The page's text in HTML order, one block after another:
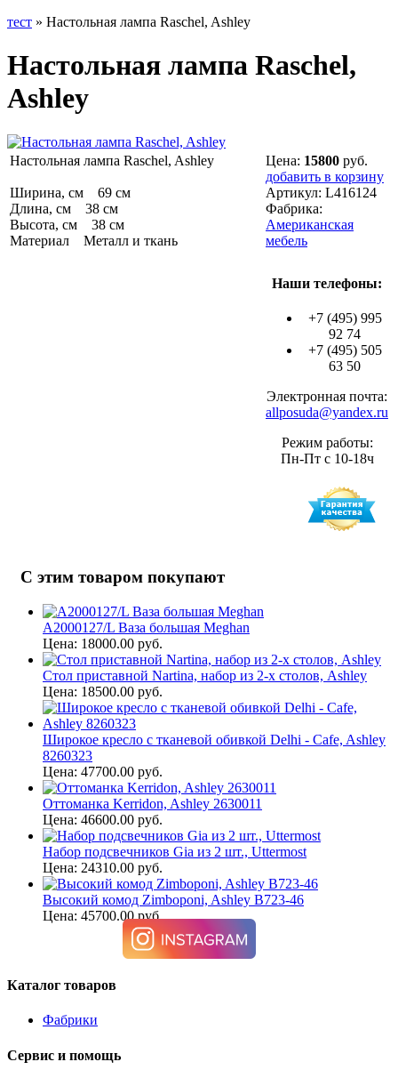
тест » Настольная лампа Raschel, Ashley
Настольная лампа Raschel,
Ashley
Настольная лампа Raschel, Ashley
Ширина, см 69 см
Длина, см 38 см
Высота, см 38 см
Материал Металл и ткань
Цена: 15800 руб.
добавить в корзину
Артикул: L416124
Фабрика:
Американская
мебель
Наши телефоны:
+7 (495) 995
92 74
+7 (495) 505
63 50
Электронная почта:
allposuda@yandex.ru
Режим работы:
Пн-Пт с 10-18ч
С этим товаром покупают
A2000127/L Ваза большая Meghan
Цена: 18000.00 руб.
Стол приставной Nartina, набор из 2-х столов, Ashley
Цена: 18500.00 руб.
Широкое кресло с тканевой обивкой Delhi - Cafe, Ashley
8260323
Цена: 47700.00 руб.
Оттоманка Kerridon, Ashley 2630011
Цена: 46600.00 руб.
Набор подсвечников Gia из 2 шт., Uttermost
Цена: 24310.00 руб.
Высокий комод Zimboponi, Ashley B723-46
Цена: 45700.00 руб.
Каталог товаров
Фабрики
Сервис и помощь